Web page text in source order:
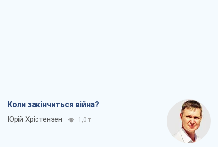
Коли закінчиться війна?
Юрій Хрістензен 1,0 т.